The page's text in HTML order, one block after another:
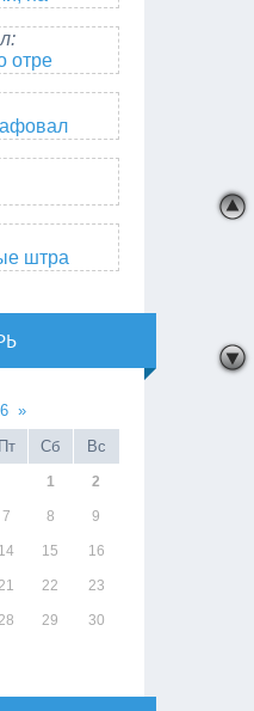
отре
штра
»
Пт Сб Вс
1 2
7 8 9
14 15 16
22 23
29 30